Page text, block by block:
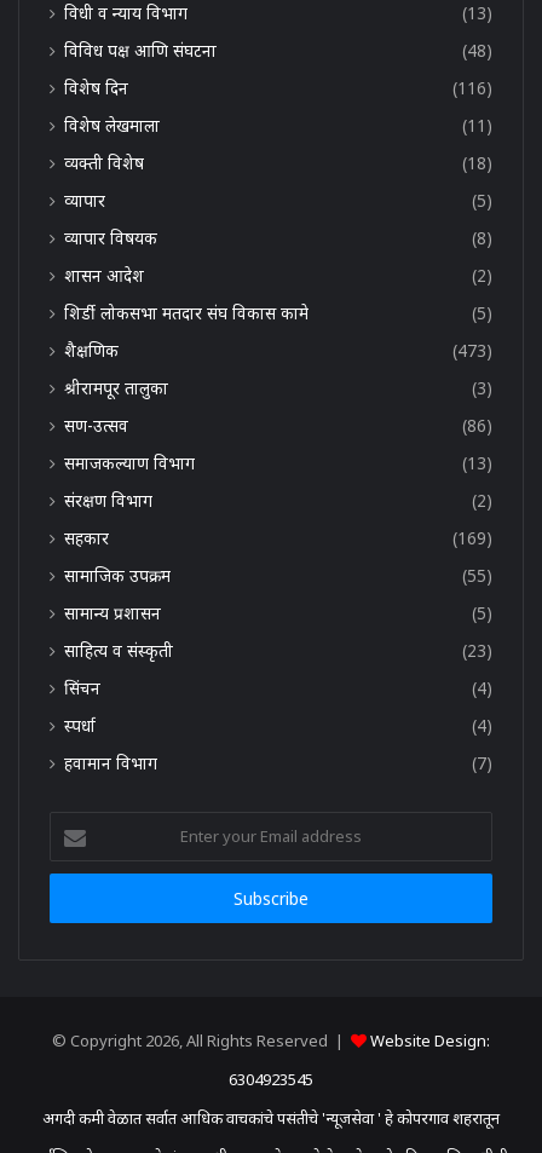
विधी व न्याय विभाग
(13)
विविध पक्ष आणि संघटना
(48)
विशेष दिन
(116)
विशेष लेखमाला
(11)
व्यक्ती विशेष
(18)
व्यापार
(5)
व्यापार विषयक
(8)
शासन आदेश
(2)
शिर्डी लोकसभा मतदार संघ विकास कामे
(5)
शैक्षणिक
(473)
श्रीरामपूर तालुका
(3)
सण-उत्सव
(86)
समाजकल्याण विभाग
(13)
संरक्षण विभाग
(2)
सहकार
(169)
सामाजिक उपक्रम
(55)
सामान्य प्रशासन
(5)
साहित्य व संस्कृती
(23)
सिंचन
(4)
स्पर्धा
(4)
हवामान विभाग
(7)
your
Email
© Copyright 2026, All Rights Reserved |
Website Design:
6304923545
अगदी कमी वेळात सर्वात आधिक वाचकांचे पसंतीचे 'न्यूजसेवा ' हे कोपरगाव शहरातून